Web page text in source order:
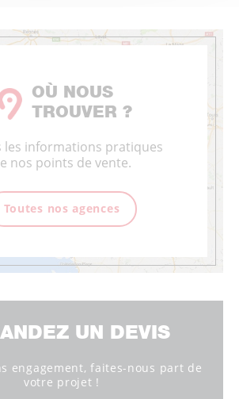
OÙ NOUS
TROUVER ?
les informations pratiques
nos points de vente.
Toutes nos agences
UN DEVIS
engagement, faites-nous part de
votre projet !